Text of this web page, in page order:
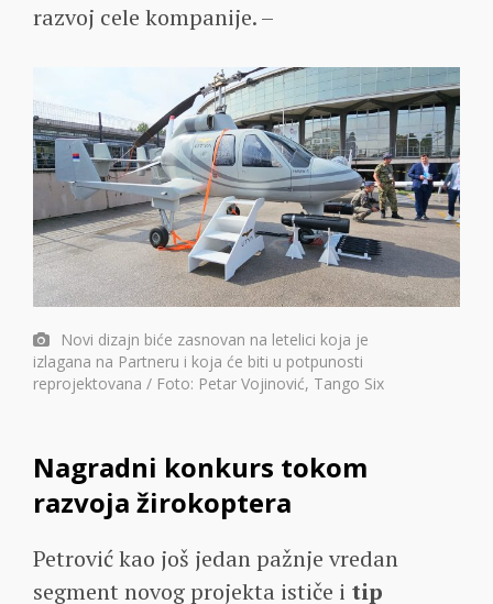
razvoj cele kompanije. –
Novi dizajn biće zasnovan na letelici koja je
izlagana na Partneru i koja će biti u potpunosti
reprojektovana / Foto: Petar Vojinović, Tango Six
Nagradni konkurs tokom
razvoja žirokoptera
Petrović kao još jedan pažnje vredan
segment novog projekta ističe i tip